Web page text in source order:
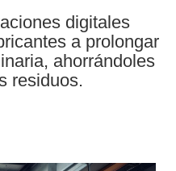
digitales
a prolongar
ahorrándoles
residuos.